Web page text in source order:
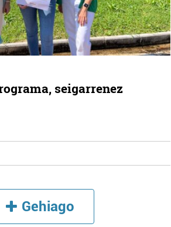
seigarrenez
Gehiago